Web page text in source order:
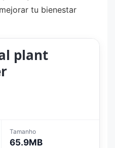
tu bienestar
plant
Tamanho
65.9MB